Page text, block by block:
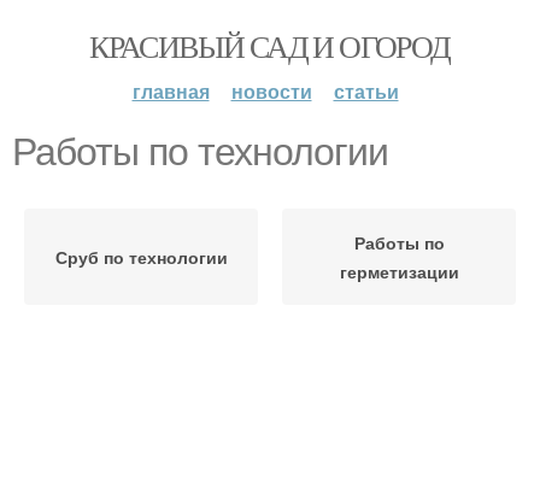
КРАСИВЫЙ САД И ОГОРОД
главная новости статьи
Работы по технологии
Сруб по технологии
Работы по
герметизации